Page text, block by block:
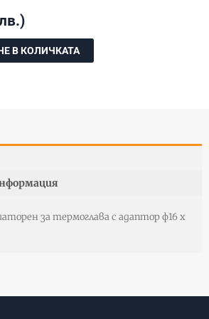
В КОЛИЧКАТА
за термоглава с адаптор ф16 х